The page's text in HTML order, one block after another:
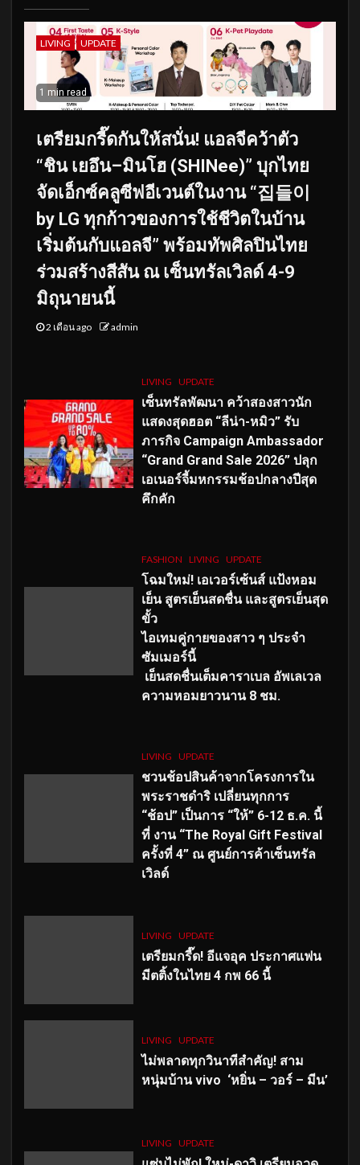
LIVING UPDATE
1 min read
เตรียมกรี๊ดกันให้สนั่น! แอลจีคว้าตัว
“ชิน เยอึน–มินโฮ (SHINee)” บุกไทย
จัดเอ็กซ์คลูซีฟอีเวนต์ในงาน “집들이
by LG ทุกก้าวของการใช้ชีวิตในบ้าน
เริ่มต้นกับแอลจี” พร้อมทัพศิลปินไทย
ร่วมสร้างสีสัน ณ เซ็นทรัลเวิลด์ 4-9
มิถุนายนนี้
2 เดือน ago admin
LIVING UPDATE
เซ็นทรัลพัฒนา คว้าสองสาวนัก
แสดงสุดฮอต “ลีน่า-หมิว” รับ
ภารกิจ Campaign Ambassador
“Grand Grand Sale 2026” ปลุก
เอเนอร์จี้มหกรรมช้อปกลางปีสุด
คึกคัก
FASHION LIVING UPDATE
โฉมใหม่! เอเวอร์เซ้นส์ แป้งหอม
เย็น สูตรเย็นสดชื่น และสูตรเย็นสุด
ขั้ว
ไอเทมคู่กายของสาว ๆ ประจำ
ซัมเมอร์นี้
เย็นสดชื่นเต็มคาราเบล อัพเลเวล
ความหอมยาวนาน 8 ชม.
LIVING UPDATE
ชวนช้อปสินค้าจากโครงการใน
พระราชดำริ เปลี่ยนทุกการ
“ช้อป” เป็นการ “ให้” 6-12 ธ.ค. นี้
ที่ งาน “The Royal Gift Festival
ครั้งที่ 4” ณ ศูนย์การค้าเซ็นทรัล
เวิลด์
LIVING UPDATE
เตรียมกรี๊ด! อีแจอุค ประกาศแฟน
มีตติ้งในไทย 4 กพ 66 นี้
LIVING UPDATE
ไม่พลาดทุกวินาทีสำคัญ! สาม
หนุ่มบ้าน vivo ‘หยิ่น – วอร์ – มีน’
LIVING UPDATE